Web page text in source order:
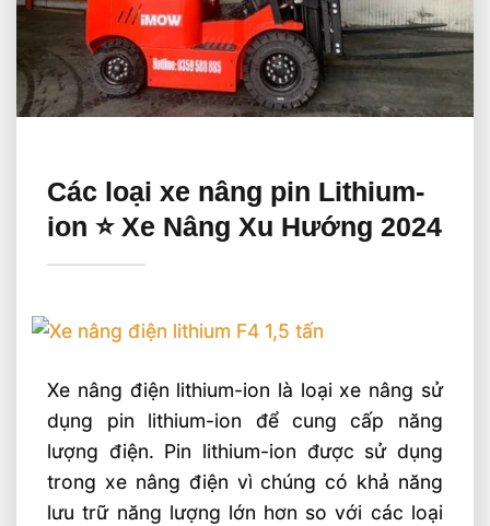
Các loại xe nâng pin Lithium-
ion ⭐️ Xe Nâng Xu Hướng 2024
Xe nâng điện lithium-ion là loại xe nâng sử
dụng pin lithium-ion để cung cấp năng
lượng điện. Pin lithium-ion được sử dụng
trong xe nâng điện vì chúng có khả năng
lưu trữ năng lượng lớn hơn so với các loại